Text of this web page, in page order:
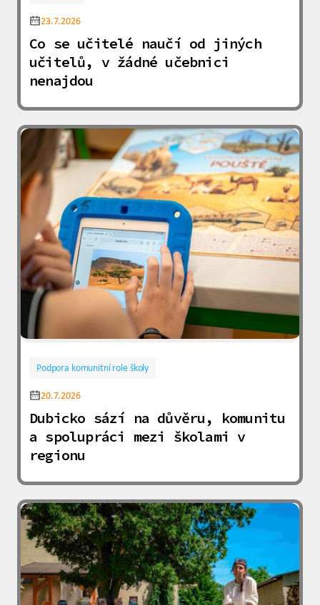
23.7.2026
Co se učitelé naučí od jiných
učitelů, v žádné učebnici
nenajdou
Podpora komunitní role školy
20.7.2026
Dubicko sází na důvěru, komunitu
a spolupráci mezi školami v
regionu